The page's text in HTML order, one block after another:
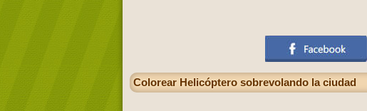
Colorear Helicóptero sobrevolando la ciudad